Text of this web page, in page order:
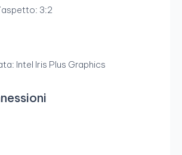
3:2
Intel Iris Plus Graphics